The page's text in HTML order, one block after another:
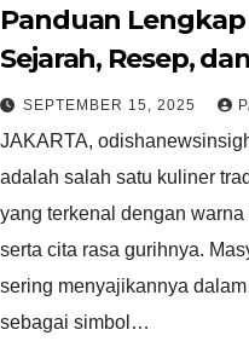
Panduan
Sejarah, Resep,
Baliknya
SEPTEMBER 15, 2025
JAKARTA,
adalah salah satu kuliner
yang terkenal dengan
serta cita rasa gurihnya.
sering menyajikannya
sebagai simbol…